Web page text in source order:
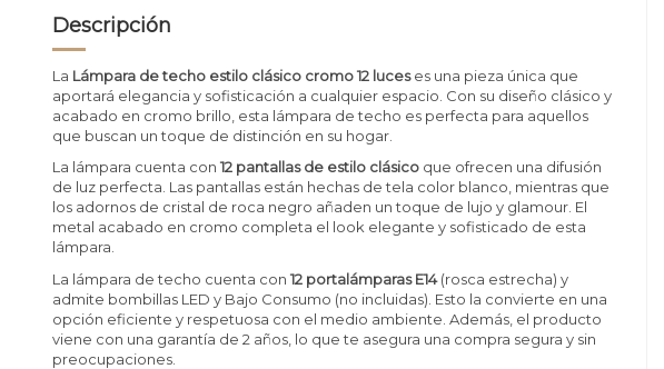
Descripción
La Lámpara de techo estilo clásico cromo 12 luceses una pieza única que
aportará elegancia y sofisticación a cualquier espacio. Con su diseño clásico y
acabado en cromo brillo, esta lámpara de techo es perfecta para aquellos
que buscan un toque de distinción en su hogar.
La lámpara cuenta con12 pantallas de estilo clásico que ofrecen una difusión
de luz perfecta. Las pantallas están hechas de tela color blanco, mientras que
los adornos de cristal de roca negro añaden un toque de lujo y glamour. El
metal acabado en cromo completa el look elegante y sofisticado de esta
lámpara.
La lámpara de techo cuenta con12 portalámparas E14(rosca estrecha) y
admite bombillas LED y Bajo Consumo (no incluidas). Esto la convierte en una
opción eficiente y respetuosa con el medio ambiente. Además, el producto
viene con una garantía de 2 años, lo que te asegura una compra segura y sin
preocupaciones.